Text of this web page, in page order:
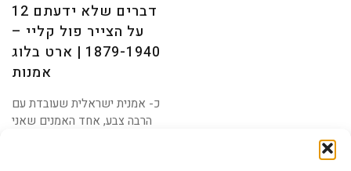
12 דברים שלא ידעתם
על הצייר פול קליי –
1879-1940 | ארט בלוג
אמנות
כ- אמנית ישראלית שעובדת עם
הרבה צבע, אחד האמנים שאני